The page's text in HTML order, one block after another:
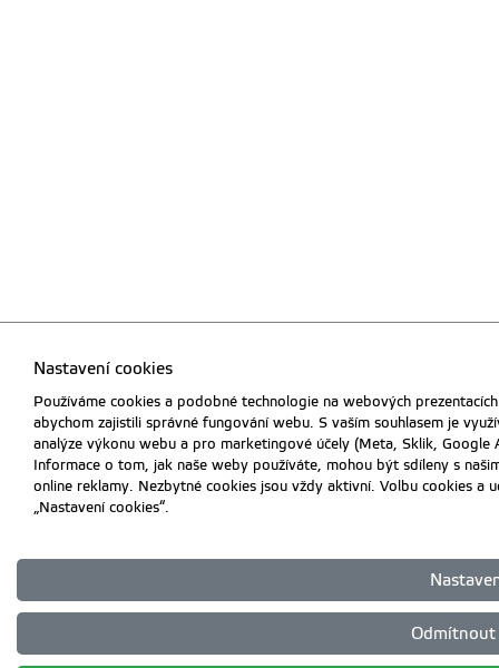
Nastavení cookies
Používáme cookies a podobné technologie na webových
abychom zajistili správné fungování webu. S vaším souhlasem je
analýze výkonu webu a pro marketingové účely (Meta, Sklik, Google
Informace o tom, jak naše weby používáte, mohou být sdíleny s
online reklamy. Nezbytné cookies jsou vždy aktivní. Volbu cookies a
„Nastavení cookies“.
Odmítnout